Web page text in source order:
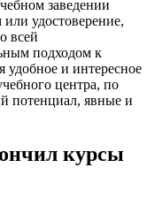
заведении
удостоверение,
всей
подходом к
удобное и интересное
центра, по
потенциал, явные и
курсы